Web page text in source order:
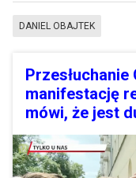
DANIEL OBAJTEK
Przesłuchanie
manifestację
mówi, że jest